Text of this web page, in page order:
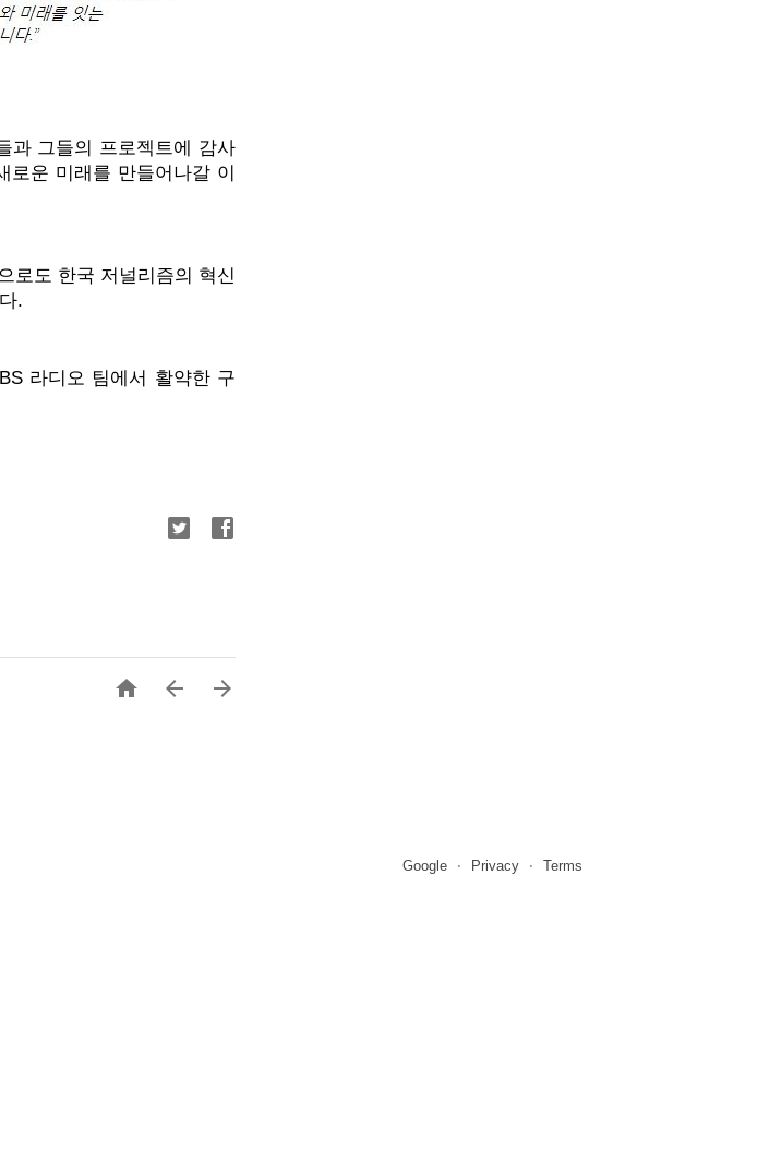
과 그들의 프로젝트에 감사
로운 미래를 만들어나갈 이
로도 한국 저널리즘의 혁신
.
라디오 팀에서 활약한 구
  
Google Privacy Terms